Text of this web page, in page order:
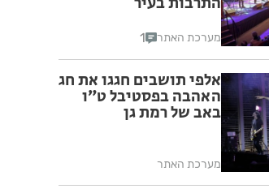
מערכת האתר 1
אלפי תושבים חגגו את חג
האהבה בפסטיבל ט״ו
באב של רמת גן
מערכת האתר